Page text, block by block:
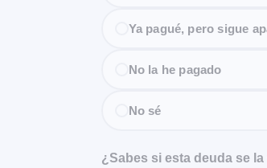
Ya pagué, pero sigue
No la he pagado
No sé
¿Sabes si esta deuda se